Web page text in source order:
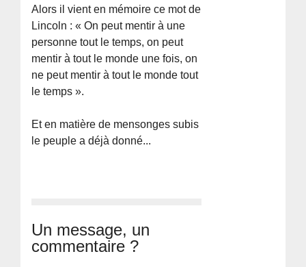
Alors il vient en mémoire ce mot de
Lincoln : « On peut mentir à une
personne tout le temps, on peut
mentir à tout le monde une fois, on
ne peut mentir à tout le monde tout
le temps ».
Et en matière de mensonges subis
le peuple a déjà donné...
Un message, un
commentaire ?